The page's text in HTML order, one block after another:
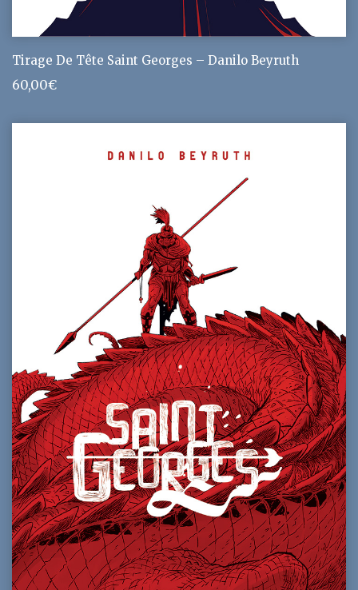
Tirage De Tête Saint Georges – Danilo Beyruth
60,00€